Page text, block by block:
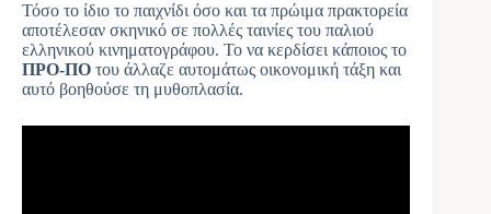
Τόσο το ίδιο το παιχνίδι όσο και τα πρώιμα πρακτορεία
αποτέλεσαν σκηνικό σε πολλές ταινίες του παλιού
ελληνικού κινηματογράφου. Το να κερδίσει κάποιος το
ΠΡΟ-ΠΟ του άλλαζε αυτομάτως οικονομική τάξη και
αυτό βοηθούσε τη μυθοπλασία.